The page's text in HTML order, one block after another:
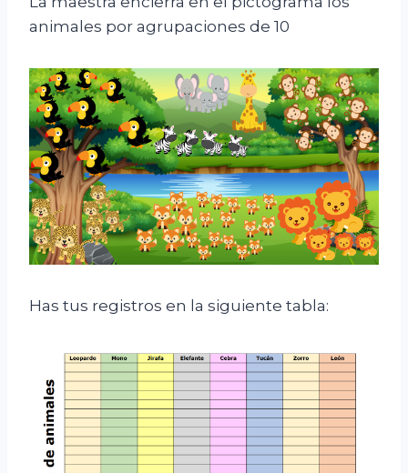
animales por agrupaciones de 10
Has tus registros en la siguiente tabla: